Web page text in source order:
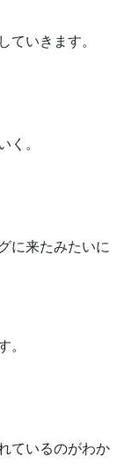
いきます。
。
に来たみたいに
ているのがわか